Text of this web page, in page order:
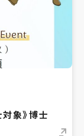
象》博士